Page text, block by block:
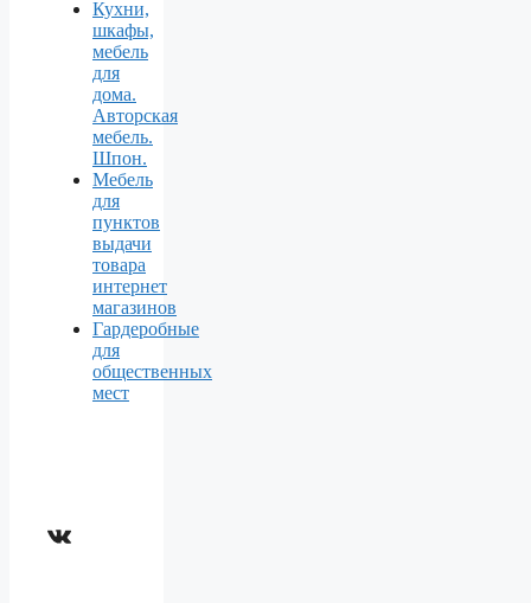
Кухни,
шкафы,
мебель
для
дома.
Авторская
мебель.
Шпон.
Мебель
для
пунктов
выдачи
товара
интернет
магазинов
Гардеробные
для
общественных
мест
ВКонтакте